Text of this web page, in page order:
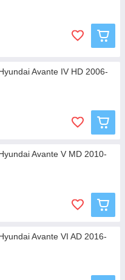
Avante IV HD 2006-
Avante V MD 2010-
Avante VI AD 2016-